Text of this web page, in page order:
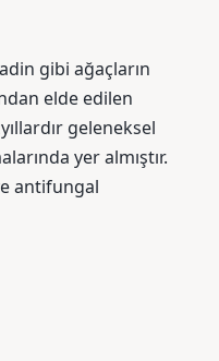
gibi ağaçların
elde edilen
geleneksel
yer almıştır.
antifungal